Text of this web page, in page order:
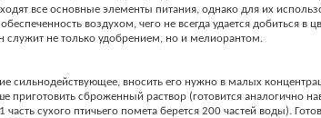
все основные элементы питания, однако для их
воздухом, чего не всегда удается добиться в
служит не только удобрением, но и мелиорантом.
сильнодействующее, вносить его нужно в малых
приготовить сброженный раствор (готовится аналогично
сухого птичьего помета берется 200 частей воды).